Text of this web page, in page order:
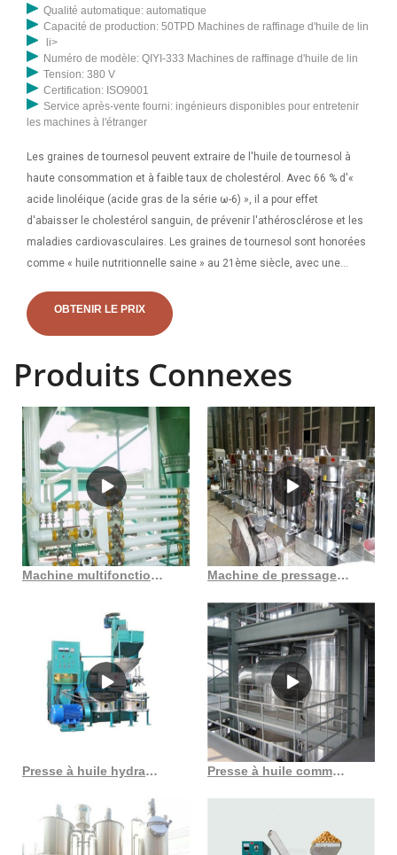
Qualité automatique: automatique
Capacité de production: 50TPD Machines de raffinage d'huile de lin
li>
Numéro de modèle: QIYI-333 Machines de raffinage d'huile de lin
Tension: 380 V
Certification: ISO9001
Service après-vente fourni: ingénieurs disponibles pour entretenir
les machines à l'étranger
Les graines de tournesol peuvent extraire de l'huile de tournesol à
haute consommation et à faible taux de cholestérol. Avec 66 % d'«
acide linoléique (acide gras de la série ω-6) », il a pour effet
d'abaisser le cholestérol sanguin, de prévenir l'athérosclérose et les
maladies cardiovasculaires. Les graines de tournesol sont honorées
comme « huile nutritionnelle saine » au 21ème siècle, avec une
spirale de base en 2 étapes. YZYX140-8 est une presse à huile en
spirale à compression en 3 étapes avec un taux de compression plus
expérience opérationnelle et qui sont stressés par la faible teneur en
puissant dans lequel la pression est importante. Ainsi, l'effet de
compression est meilleur lorsqu'il fonctionne correctement.
OBTENIR LE PRIX
Produits Connexes
Machine multifonctionnelle de hachoir à viande d’extraction d’huile de petite presse à froid Machine de pressage à vis d’huile de tournesol et presse à huile de tournesol, offre spéciale
Presse à huile hydraulique de pépins de raisin, nouveau type d’amande, au maroc Presse à huile commerciale, presse à huile d’arachide, 3, 6 kg/h